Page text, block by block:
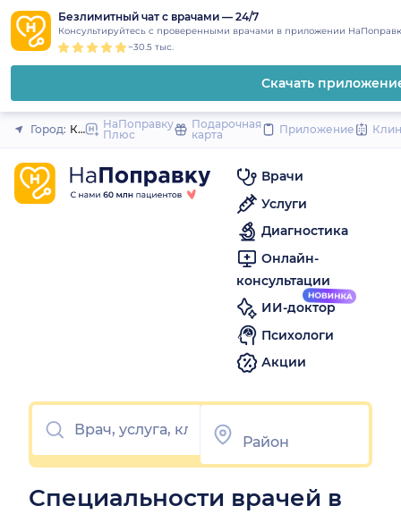
content
Безлимитный чат с врачами — 24/7
Консультируйтесь с проверенными врачами в приложении
~30.5 тыс.
Скачать
Закрыть
Город: КропоткинНаПоправку
Плюс
Подарочная
карта
Приложение
Врачи
Услуги
Диагностика
Онлайн-
консультации
ИИ-доктор
Психологи
Акции
Специальности врачей в